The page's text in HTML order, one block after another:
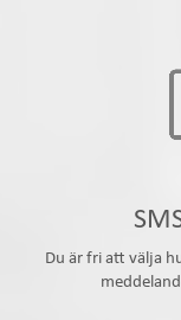
Du är fri att välja